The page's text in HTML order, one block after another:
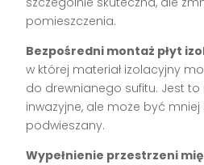
pomieszczenia.
Bezpośredni montaż płyt
w której materiał izolacyjny
do drewnianego sufitu. Jest to
inwazyjne, ale może być mniej
podwieszany.
Wypełnienie przestrzeni